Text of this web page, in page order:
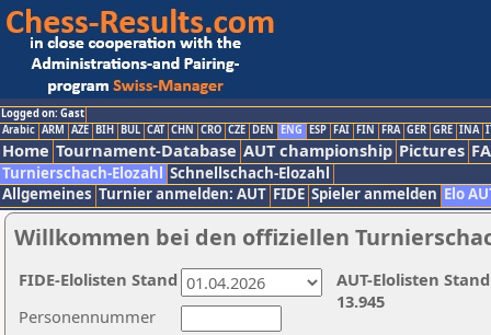
Logged on: Gast
Arabic ARM AZE BIH BUL CAT CHN CRO CZE DEN ENG ESP FAI FIN FRA GER GRE INA
Home Tournament-Database AUT championship Pictures
Turnierschach-Elozahl Schnellschach-Elozahl
Allgemeines Turnier anmelden: AUT FIDE Spieler anmelden Elo
Willkommen bei den offiziellen
Personennummer
AUT-Elolisten
13.945
FIDE-Elolisten Stand